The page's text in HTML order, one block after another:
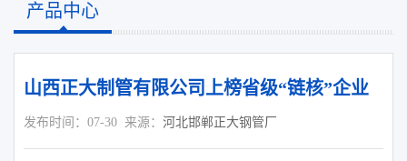
产品中心
山西正大制管有限公司上榜省级“链核”企业
发布时间：07-30 来源： 河北邯郸正大钢管厂